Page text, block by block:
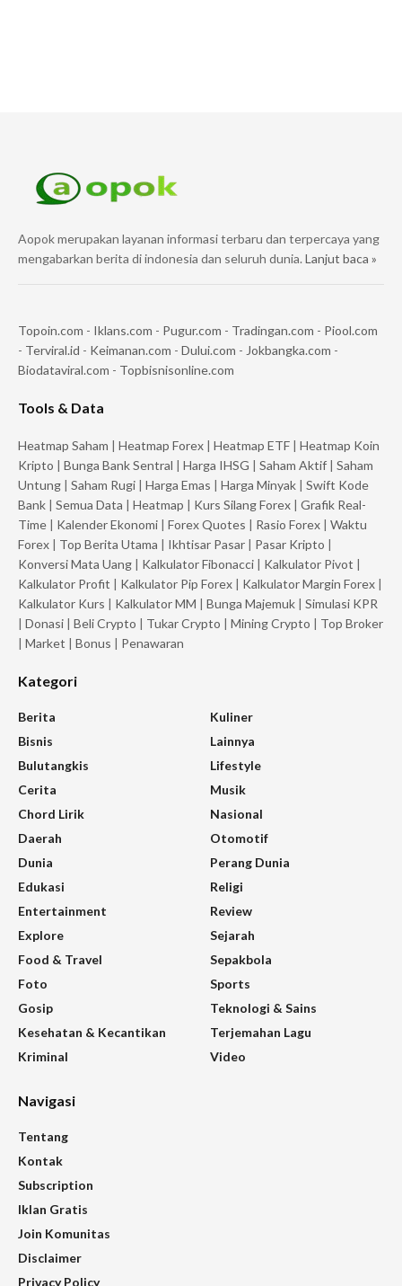
Aopok merupakan layanan informasi terbaru dan terpercaya yang
mengabarkan berita di indonesia dan seluruh dunia. Lanjut baca »
Topoin.com - Iklans.com - Pugur.com - Tradingan.com - Piool.com
- Terviral.id - Keimanan.com - Dului.com - Jokbangka.com -
Biodataviral.com - Topbisnisonline.com
Tools & Data
Heatmap Saham | Heatmap Forex | Heatmap ETF | Heatmap Koin
Kripto | Bunga Bank Sentral | Harga IHSG | Saham Aktif | Saham
Untung | Saham Rugi | Harga Emas | Harga Minyak | Swift Kode
Bank | Semua Data | Heatmap | Kurs Silang Forex | Grafik Real-
Time | Kalender Ekonomi | Forex Quotes | Rasio Forex | Waktu
Forex | Top Berita Utama | Ikhtisar Pasar | Pasar Kripto |
Konversi Mata Uang | Kalkulator Fibonacci | Kalkulator Pivot |
Kalkulator Profit | Kalkulator Pip Forex | Kalkulator Margin Forex |
Kalkulator Kurs | Kalkulator MM | Bunga Majemuk | Simulasi KPR
| Donasi | Beli Crypto | Tukar Crypto | Mining Crypto | Top Broker
| Market | Bonus | Penawaran
Kategori
Berita
Bisnis
Bulutangkis
Cerita
Chord Lirik
Daerah
Dunia
Edukasi
Entertainment
Explore
Food & Travel
Foto
Gosip
Kesehatan & Kecantikan
Kriminal
Kuliner
Lainnya
Lifestyle
Musik
Nasional
Otomotif
Perang Dunia
Religi
Review
Sejarah
Sepakbola
Sports
Teknologi & Sains
Terjemahan Lagu
Video
Navigasi
Tentang
Kontak
Subscription
Iklan Gratis
Join Komunitas
Disclaimer
Privacy Policy